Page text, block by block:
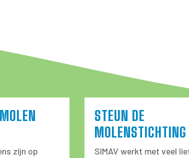
zijn op
STEUN DE
MOLENSTICHTING
SIMAV werkt met veel